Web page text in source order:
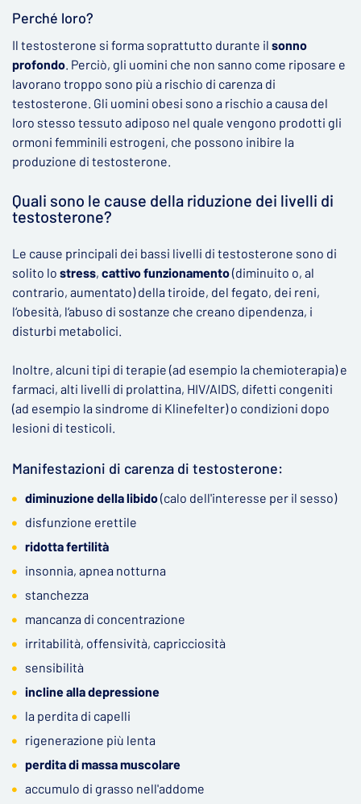
Perché loro?
Il testosterone si forma soprattutto durante il sonno
profondo. Perciò, gli uomini che non sanno come riposare e
lavorano troppo sono più a rischio di carenza di
testosterone. Gli uomini obesi sono a rischio a causa del
loro stesso tessuto adiposo nel quale vengono prodotti gli
ormoni femminili estrogeni, che possono inibire la
produzione di testosterone.
Quali sono le cause della riduzione dei livelli di
testosterone?
Le cause principali dei bassi livelli di testosterone sono di
solito lo stress, cattivo funzionamento(diminuito o, al
contrario, aumentato) della tiroide, del fegato, dei reni,
l‘obesità, l‘abuso di sostanze che creano dipendenza, i
disturbi metabolici.
Inoltre, alcuni tipi di terapie (ad esempio la chemioterapia) e
farmaci, alti livelli di prolattina, HIV/AIDS, difetti congeniti
(ad esempio la sindrome di Klinefelter) o condizioni dopo
lesioni di testicoli.
Manifestazioni di carenza di testosterone:
diminuzione della libido(calo dell'interesse per il sesso)
disfunzione erettile
ridotta fertilità
insonnia, apnea notturna
stanchezza
mancanza di concentrazione
irritabilità, offensività, capricciosità
sensibilità
incline alla depressione
la perdita di capelli
rigenerazione più lenta
perdita di massa muscolare
accumulo di grasso nell'addome